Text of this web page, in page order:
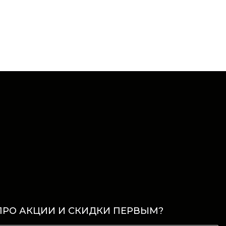
АКЦИИ И СКИДКИ ПЕРВЫМ?